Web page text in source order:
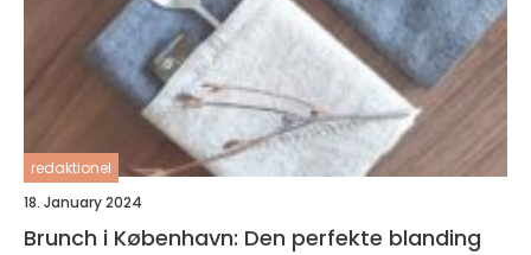
redaktionel
18. January 2024
Brunch i København: Den perfekte blanding